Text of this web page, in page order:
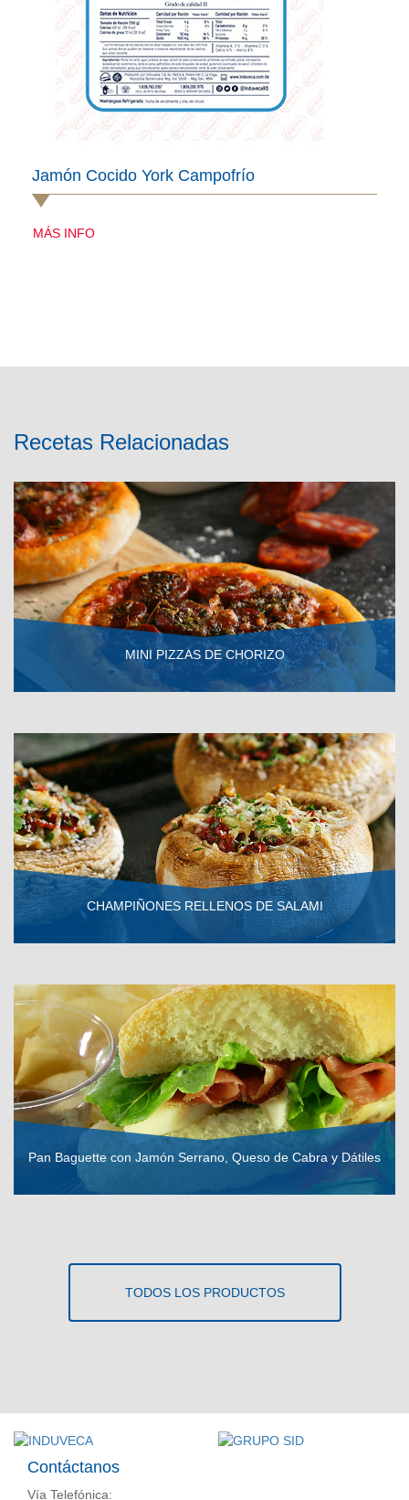
Jamón Cocido York Campofrío
MÁS INFO
Recetas Relacionadas
MINI PIZZAS DE CHORIZO
CHAMPIÑONES RELLENOS DE SALAMI
Pan Baguette con Jamón Serrano, Queso de Cabra y Dátiles
TODOS LOS PRODUCTOS
Contáctanos
Vía Telefónica: